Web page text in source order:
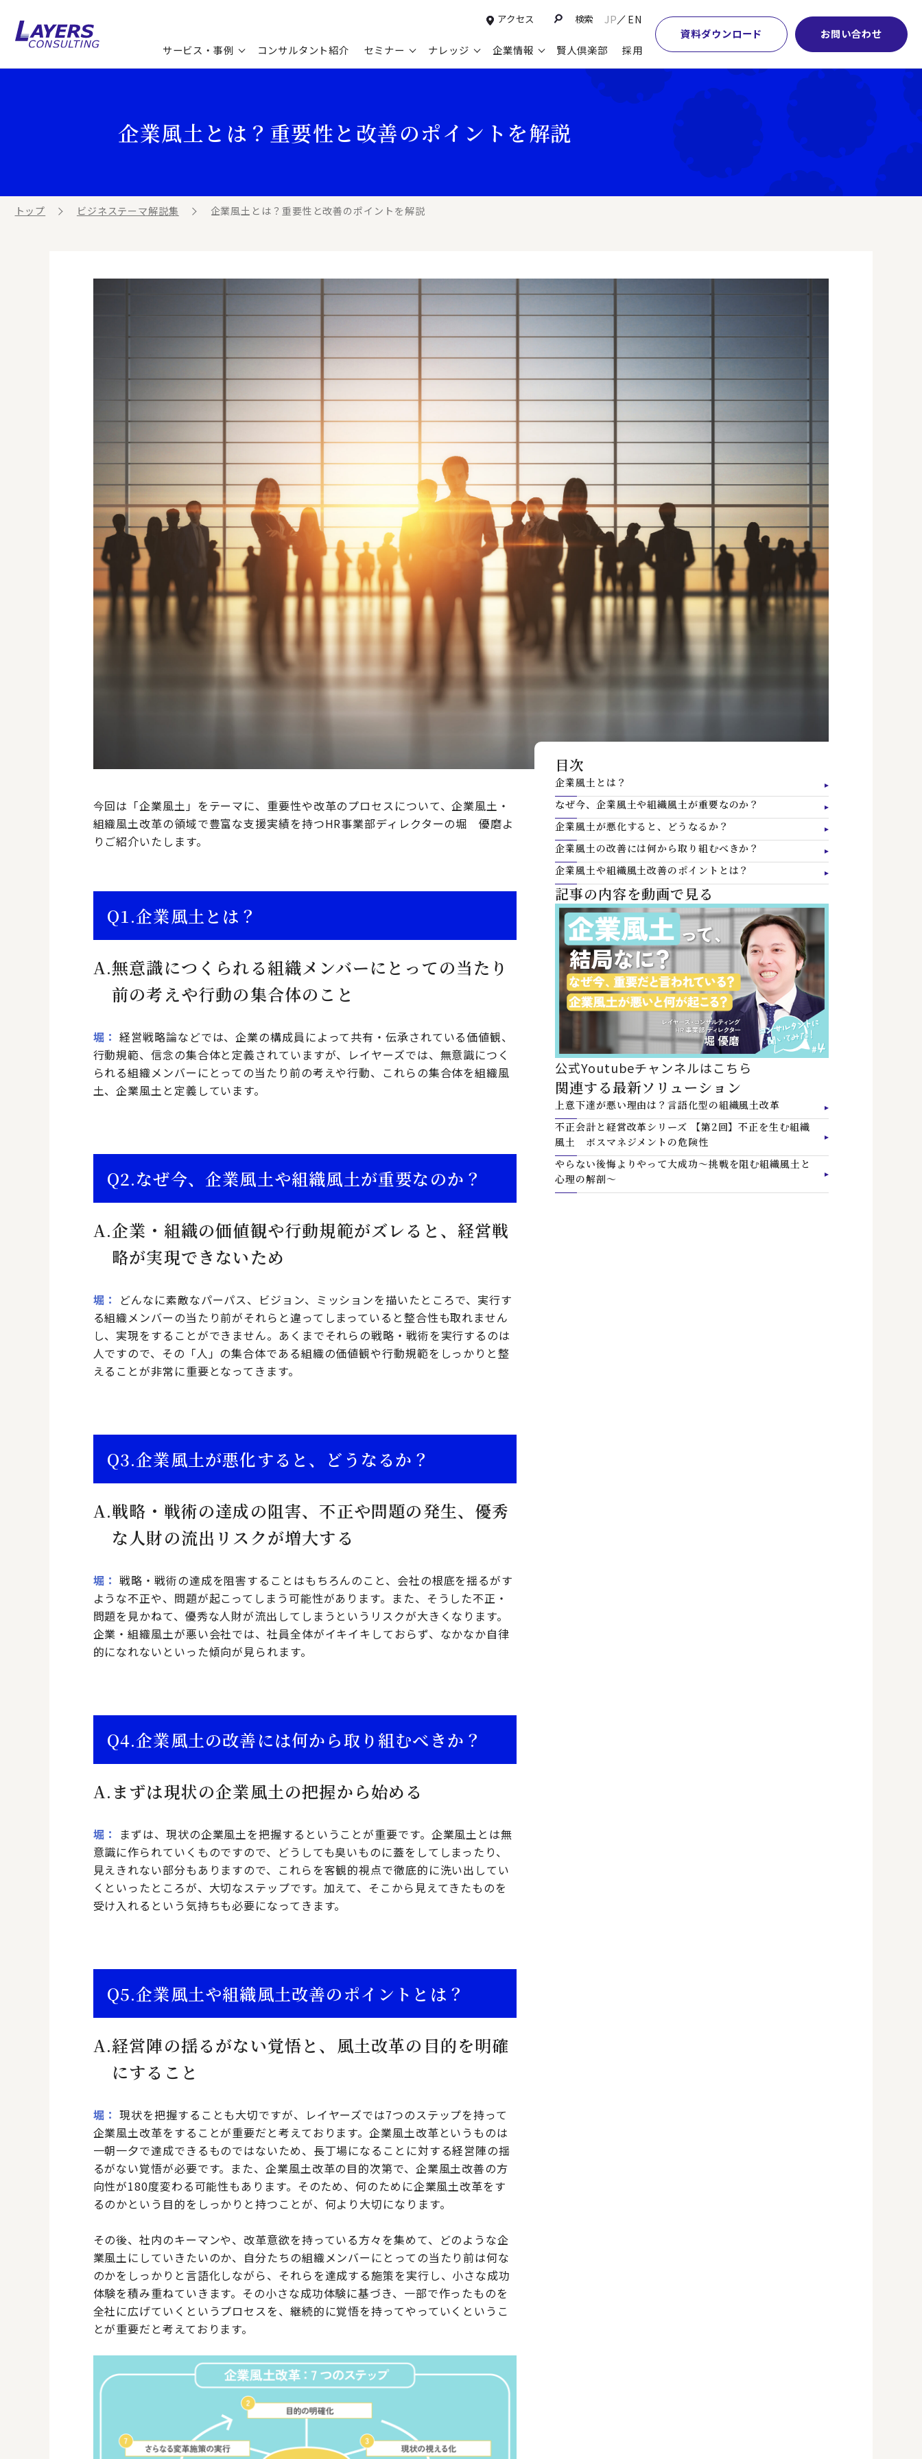
アクセス 検索 JP EN
サービス・事例 コンサルタント紹介 セミナー ナレッジ 企業情報 賢人倶楽部 採用
資料ダウンロード お問い合わせ
コンサルティング事例
新規事業開発・ビジネスモデル変革・
M&A支援
本社・間接業務改革
サプライチェーンマネジメント
物流改革
ヒューマンリソースマネジメント
ビジネスプロセスアウトソーシング
申込み受付中のセミナー
コラム
ビジネステーマ解説集
経営全般
人事
営業・マーケティング
設計・開発・生産・調達
【特集】会計システム刷新
【特集】FP＆Aへの旅
お知らせ
会社概要
レイヤーズ・コンサルティングの特徴
学術顧問紹介
DE&I推進の取り組み
グループ会社
グローバルネットワーク
パートナーシップ
ニュース
企業風土とは？重要性と改善のポイントを解説
トップ ビジネステーマ解説集 企業風土とは？重要性と改善のポイントを解説
今回は「企業風土」をテーマに、重要性や改革のプロセスについて、企業風土・
組織風土改革の領域で豊富な支援実績を持つHR事業部ディレクターの堀 優磨よ
りご紹介いたします。
Q1.企業風土とは？
A.無意識につくられる組織メンバーにとっての当たり
前の考えや行動の集合体のこと
堀
経営戦略論などでは、企業の構成員によって共有・伝承されている価値観、
行動規範、信念の集合体と定義されていますが、レイヤーズでは、無意識につく
られる組織メンバーにとっての当たり前の考えや行動、これらの集合体を組織風
土、企業風土と定義しています。
Q2.なぜ今、企業風土や組織風土が重要なのか？
A.企業・組織の価値観や行動規範がズレると、経営戦
略が実現できないため
堀
どんなに素敵なパーパス、ビジョン、ミッションを描いたところで、実行す
る組織メンバーの当たり前がそれらと違ってしまっていると整合性も取れません
し、実現をすることができません。あくまでそれらの戦略・戦術を実行するのは
人ですので、その「人」の集合体である組織の価値観や行動規範をしっかりと整
えることが非常に重要となってきます。
Q3.企業風土が悪化すると、どうなるか？
A.戦略・戦術の達成の阻害、不正や問題の発生、優秀
な人財の流出リスクが増大する
堀
戦略・戦術の達成を阻害することはもちろんのこと、会社の根底を揺るがす
ような不正や、問題が起こってしまう可能性があります。また、そうした不正・
問題を見かねて、優秀な人財が流出してしまうというリスクが大きくなります。
企業・組織風土が悪い会社では、社員全体がイキイキしておらず、なかなか自律
的になれないといった傾向が見られます。
Q4.企業風土の改善には何から取り組むべきか？
A.まずは現状の企業風土の把握から始める
堀
まずは、現状の企業風土を把握するということが重要です。企業風土とは無
意識に作られていくものですので、どうしても臭いものに蓋をしてしまったり、
見えきれない部分もありますので、これらを客観的視点で徹底的に洗い出してい
くといったところが、大切なステップです。加えて、そこから見えてきたものを
受け入れるという気持ちも必要になってきます。
Q5.企業風土や組織風土改善のポイントとは？
A.経営陣の揺るがない覚悟と、風土改革の目的を明確
にすること
堀
現状を把握することも大切ですが、レイヤーズでは7つのステップを持って
企業風土改革をすることが重要だと考えております。企業風土改革というものは
一朝一夕で達成できるものではないため、長丁場になることに対する経営陣の揺
るがない覚悟が必要です。また、企業風土改革の目的次第で、企業風土改善の方
向性が180度変わる可能性もあります。そのため、何のために企業風土改革をす
るのかという目的をしっかりと持つことが、何より大切になります。
その後、社内のキーマンや、改革意欲を持っている方々を集めて、どのような企
業風土にしていきたいのか、自分たちの組織メンバーにとっての当たり前は何な
のかをしっかりと言語化しながら、それらを達成する施策を実行し、小さな成功
体験を積み重ねていきます。その小さな成功体験に基づき、一部で作ったものを
全社に広げていくというプロセスを、継続的に覚悟を持ってやっていくというこ
とが重要だと考えております。
目次
企業風土とは？
なぜ今、企業風土や組織風土が重要なのか？
企業風土が悪化すると、どうなるか？
企業風土の改善には何から取り組むべきか？
企業風土や組織風土改善のポイントとは？
記事の内容を動画で見る
公式Youtubeチャンネルはこちら
関連する最新ソリューション
上意下達が悪い理由は？言語化型の組織風土改革
不正会計と経営改革シリーズ 【第2回】不正を生む組織
風土 ボスマネジメントの危険性
やらない後悔よりやって大成功～挑戦を阻む組織風土と
心理の解剖～